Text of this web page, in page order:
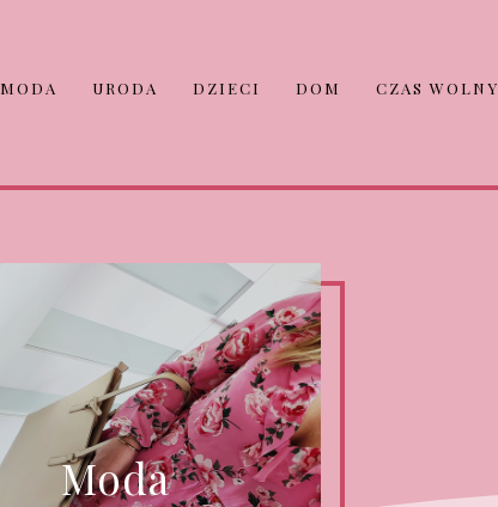
MODA URODA DZIECI DOM CZAS WOLNY
Moda